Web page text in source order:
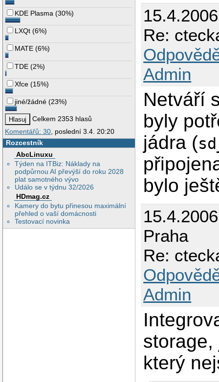
KDE Plasma (30%)
LXQt (6%)
MATE (6%)
TDE (2%)
Xfce (15%)
jiné/žádné (23%)
Celkem 2353 hlasů
Komentářů: 30 , poslední 3.4. 20:20
Rozcestník
AbcLinuxu
Týden na ITBiz: Náklady na
podpůrnou AI převýší do roku 2028
plat samotného vývo
Událo se v týdnu 32/2026
HDmag.cz
Kamery do bytu přinesou maximální
přehled o vaší domácnosti
Testovací novinka
Re:
Admin
Netváří
byly
jádra (
bylo
Praha
Re:
Admin
který